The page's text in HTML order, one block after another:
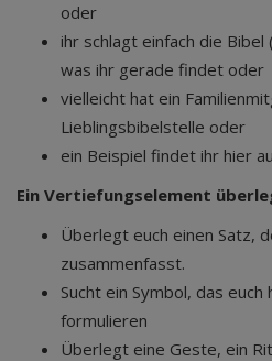
oder
ihr schlagt einfach die
was ihr gerade findet oder
vielleicht hat ein
Lieblingsbibelstelle oder
ein Beispiel findet ihr hier
Ein Vertiefungselement
Überlegt euch einen Satz,
zusammenfasst.
Sucht ein Symbol, das
formulieren
Überlegt eine Geste, ein